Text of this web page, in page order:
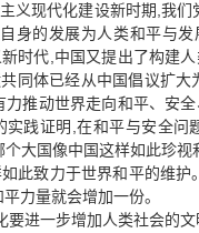
义现代化建设新时期,我们
身的发展为人类和平与
时代,中国又提出了构建
同体已经从中国倡议扩大
力推动世界走向和平、安
实践证明,在和平与安全问
大国像中国这样如此珍视
此致力于世界和平的维护
力量就会增加一份。
要进一步增加人类社会的